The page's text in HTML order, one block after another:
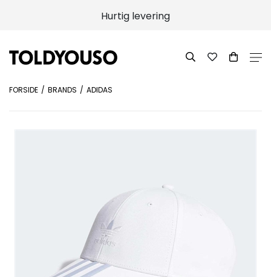
Hurtig levering
FORSIDE BRANDS ADIDAS